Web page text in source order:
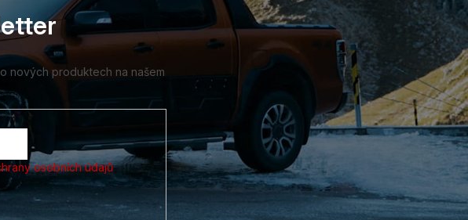
nových produktech na našem
osobních údajů